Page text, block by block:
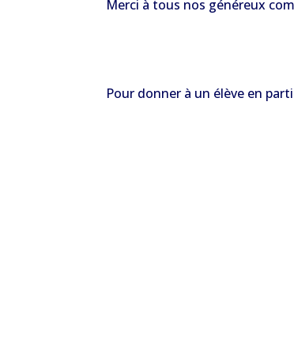
Merci à tous nos généreux
Pour donner à un élève en